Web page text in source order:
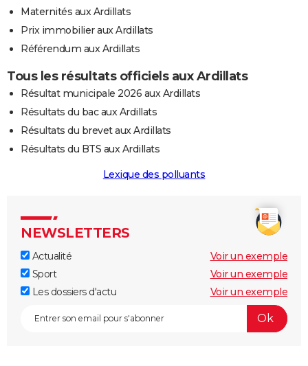
Maternités aux Ardillats
Prix immobilier aux Ardillats
Référendum aux Ardillats
Tous les résultats officiels aux Ardillats
Résultat municipale 2026 aux Ardillats
Résultats du bac aux Ardillats
Résultats du brevet aux Ardillats
Résultats du BTS aux Ardillats
Lexique des polluants
NEWSLETTERS
Actualité
Voir un exemple
Sport
Voir un exemple
Les dossiers d'actu
Voir un exemple